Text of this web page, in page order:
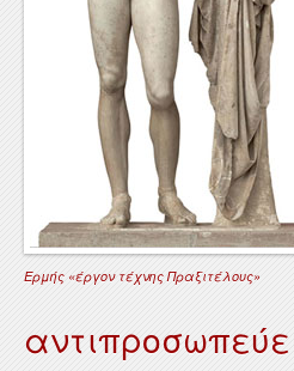
Ερμής «έργον τέχνης Πραξιτέλους»